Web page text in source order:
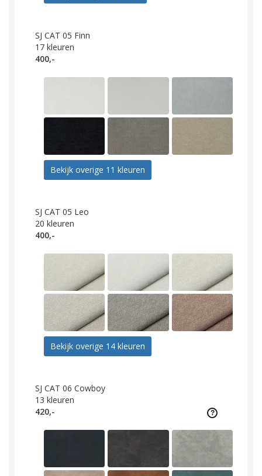
SJ CAT 05 Finn
17 kleuren
400,-
Bekijk overige 11 kleuren
SJ CAT 05 Leo
20 kleuren
400,-
Bekijk overige 14 kleuren
SJ CAT 06 Cowboy
13 kleuren
420,-